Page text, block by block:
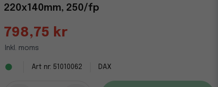
220x140mm, 250/fp
798,75 kr
Inkl. moms
51010062 DAX